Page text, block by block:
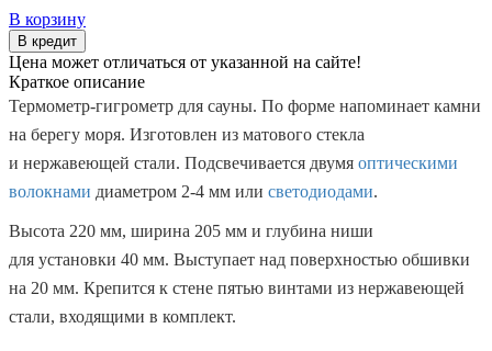
В корзину
В кредит
Цена может отличаться от указанной на сайте!
Краткое описание
Термометр-гигрометр для сауны. По форме напоминает камни
на берегу моря. Изготовлен из матового стекла
и нержавеющей стали. Подсвечивается двумя оптическими
волокнами диаметром 2-4 мм или светодиодами.
Высота 220 мм, ширина 205 мм и глубина ниши
для установки 40 мм. Выступает над поверхностью обшивки
на 20 мм. Крепится к стене пятью винтами из нержавеющей
стали, входящими в комплект.